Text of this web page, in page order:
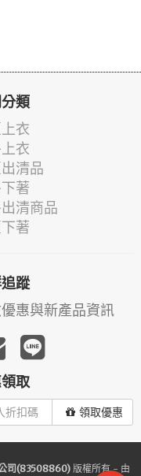
類
衣
衣
清品
著
清商品
著
蹤
惠與新產品資訊
取
領取優惠
司(83508860)版權所有 - 由